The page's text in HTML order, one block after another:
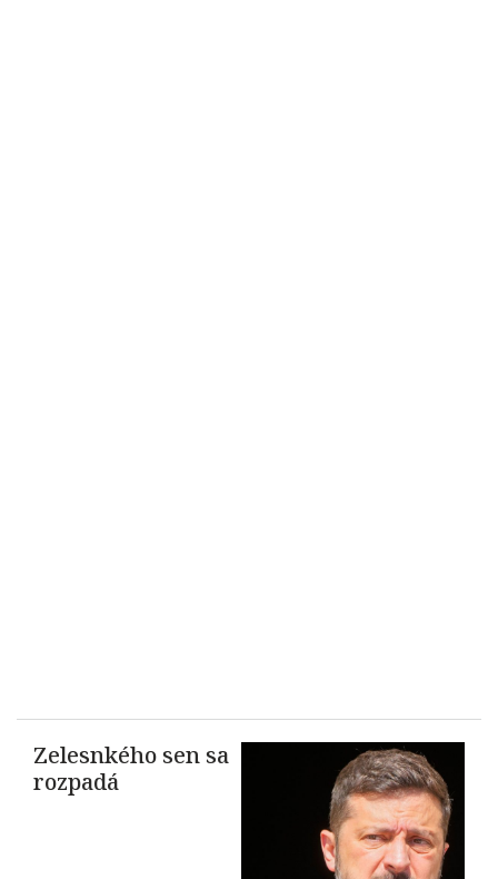
Zelesnkého sen sa
rozpadá